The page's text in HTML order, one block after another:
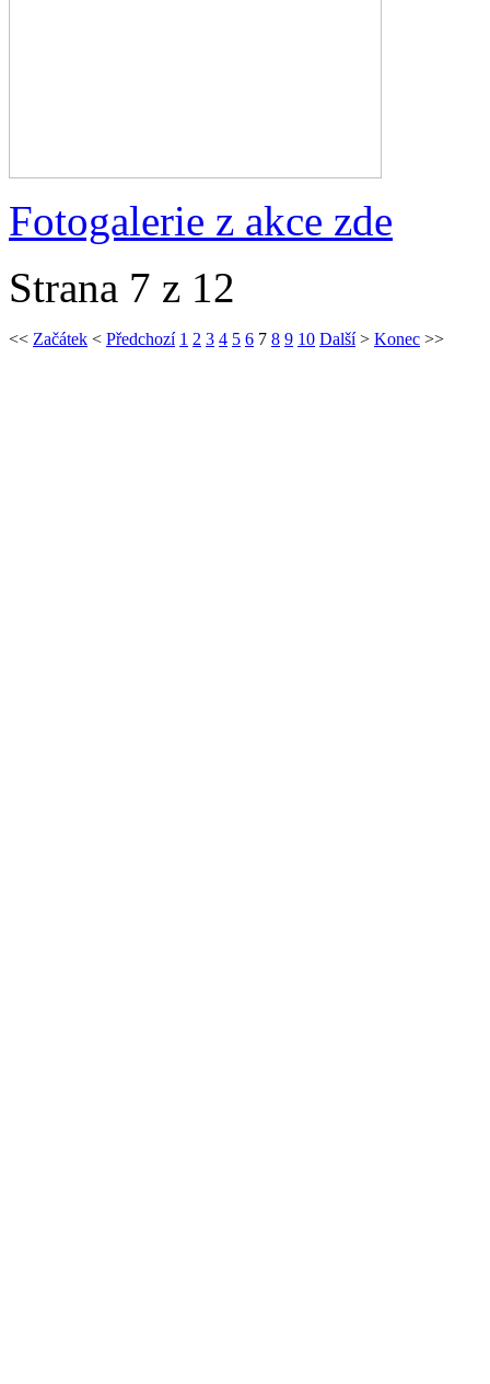
Fotogalerie z akce zde
Strana 7 z 12
<< Začátek < Předchozí 1 2 3 4 5 6 7 8 9 10 Další> Konec >>